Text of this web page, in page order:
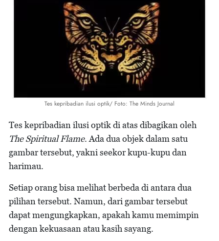
Tes kepribadian ilusi optik/ Foto: The Minds Journal
Tes kepribadian ilusi optik di atas dibagikan oleh
The Spiritual Flame. Ada dua objek dalam satu
gambar tersebut, yakni seekor kupu-kupu dan
harimau.
Setiap orang bisa melihat berbeda di antara dua
pilihan tersebut. Namun, dari gambar tersebut
dapat mengungkapkan, apakah kamu memimpin
dengan kekuasaan atau kasih sayang.